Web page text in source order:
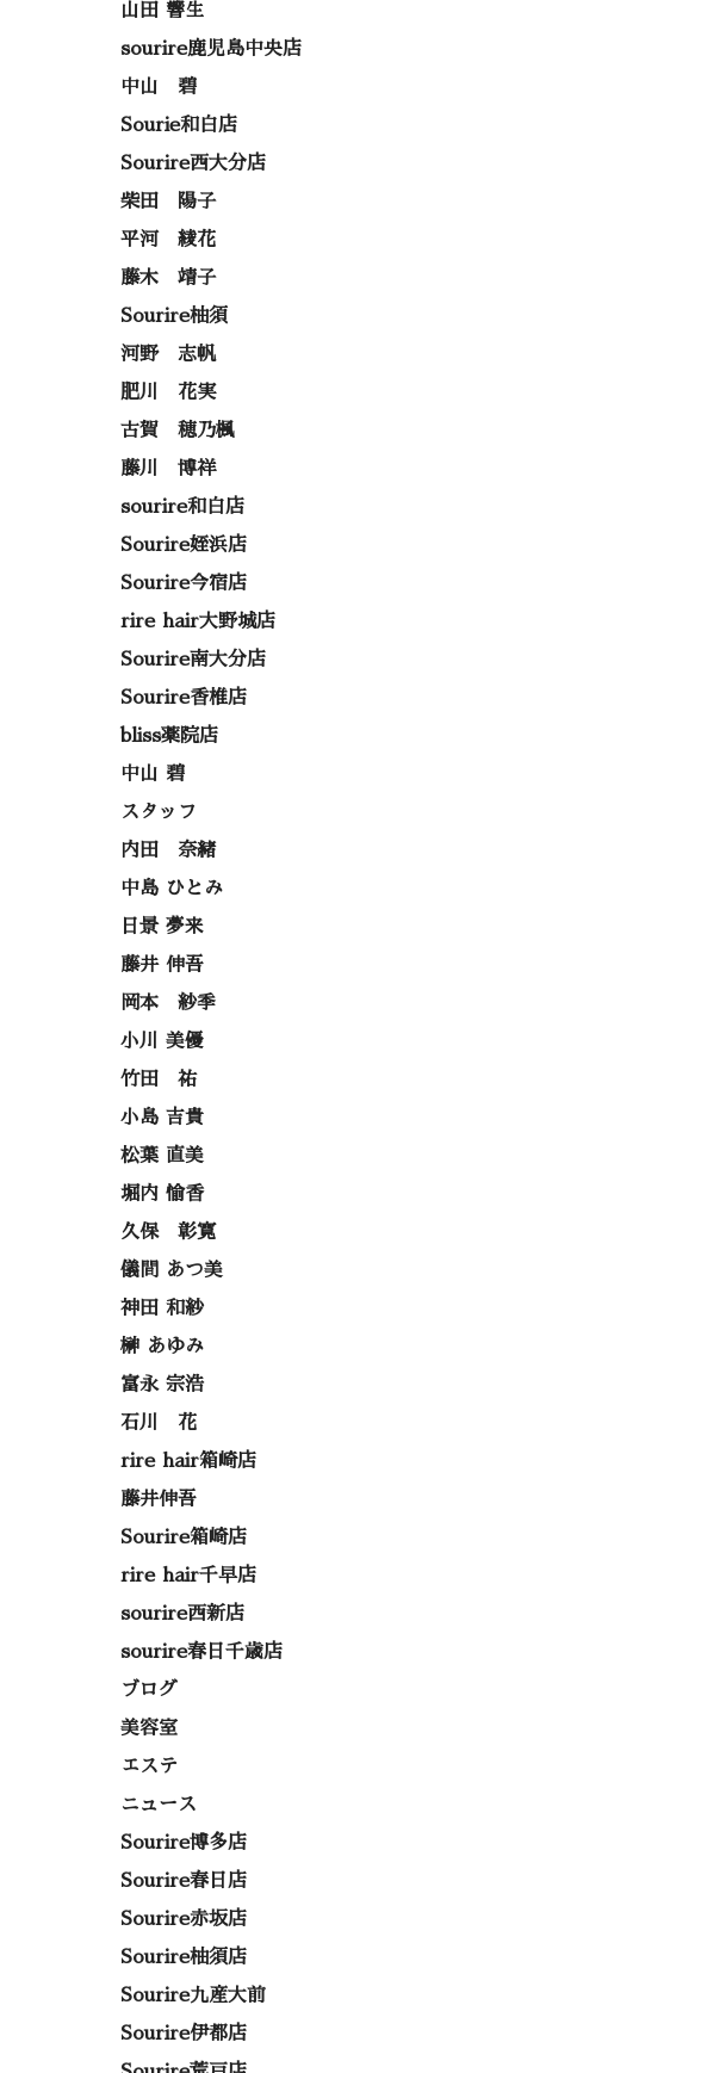
山田 響生
sourire鹿児島中央店
中山 碧
Sourie和白店
Sourire西大分店
柴田 陽子
平河 綾花
藤木 靖子
Sourire柚須
河野 志帆
肥川 花実
古賀 穂乃楓
藤川 博祥
sourire和白店
Sourire姪浜店
Sourire今宿店
rire hair大野城店
Sourire南大分店
Sourire香椎店
bliss薬院店
中山 碧
スタッフ
内田 奈緒
中島 ひとみ
日景 夢来
藤井 伸吾
岡本 紗季
小川 美優
竹田 祐
小島 吉貴
松葉 直美
堀内 愉香
久保 彰寛
儀間 あつ美
神田 和紗
榊 あゆみ
富永 宗浩
石川 花
rire hair箱崎店
藤井伸吾
Sourire箱崎店
rire hair千早店
sourire西新店
sourire春日千歳店
ブログ
美容室
エステ
ニュース
Sourire博多店
Sourire春日店
Sourire赤坂店
Sourire柚須店
Sourire九産大前
Sourire伊都店